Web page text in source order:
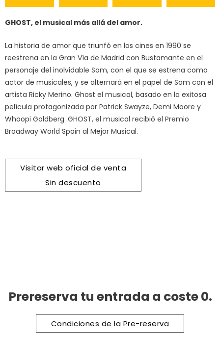
GHOST, el musical más allá del amor.
La historia de amor que triunfó en los cines en 1990 se
reestrena en la Gran Vía de Madrid con Bustamante en el
personaje del inolvidable Sam, con el que se estrena como
actor de musicales, y se alternará en el papel de Sam con el
artista Ricky Merino. Ghost el musical, basado en la exitosa
película protagonizada por Patrick Swayze, Demi Moore y
Whoopi Goldberg. GHOST, el musical recibió el Premio
Broadway World Spain al Mejor Musical.
Visitar web oficial de venta
Sin descuento
Prereserva tu entrada a coste 0.
Condiciones de la Pre-reserva